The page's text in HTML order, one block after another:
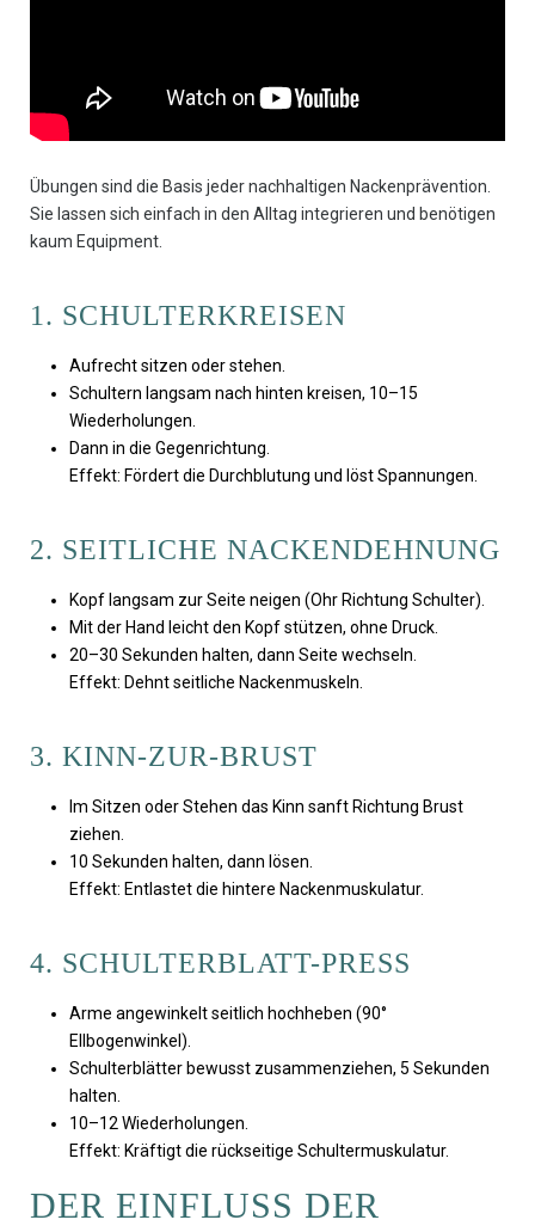
Übungen sind die Basis jeder nachhaltigen Nackenprävention.
Sie lassen sich einfach in den Alltag integrieren und benötigen
kaum Equipment.
1. SCHULTERKREISEN
Aufrecht sitzen oder stehen.
Schultern langsam nach hinten kreisen, 10–15
Wiederholungen.
Dann in die Gegenrichtung.
Effekt: Fördert die Durchblutung und löst Spannungen.
2. SEITLICHE NACKENDEHNUNG
Kopf langsam zur Seite neigen (Ohr Richtung Schulter).
Mit der Hand leicht den Kopf stützen, ohne Druck.
20–30 Sekunden halten, dann Seite wechseln.
Effekt: Dehnt seitliche Nackenmuskeln.
3. KINN-ZUR-BRUST
Im Sitzen oder Stehen das Kinn sanft Richtung Brust
ziehen.
10 Sekunden halten, dann lösen.
Effekt: Entlastet die hintere Nackenmuskulatur.
4. SCHULTERBLATT-PRESS
Arme angewinkelt seitlich hochheben (90°
Ellbogenwinkel).
Schulterblätter bewusst zusammenziehen, 5 Sekunden
halten.
10–12 Wiederholungen.
Effekt: Kräftigt die rückseitige Schultermuskulatur.
DER EINFLUSS DER